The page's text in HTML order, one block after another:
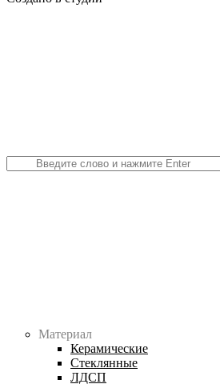
Материал
Керамические
Стеклянные
ЛДСП